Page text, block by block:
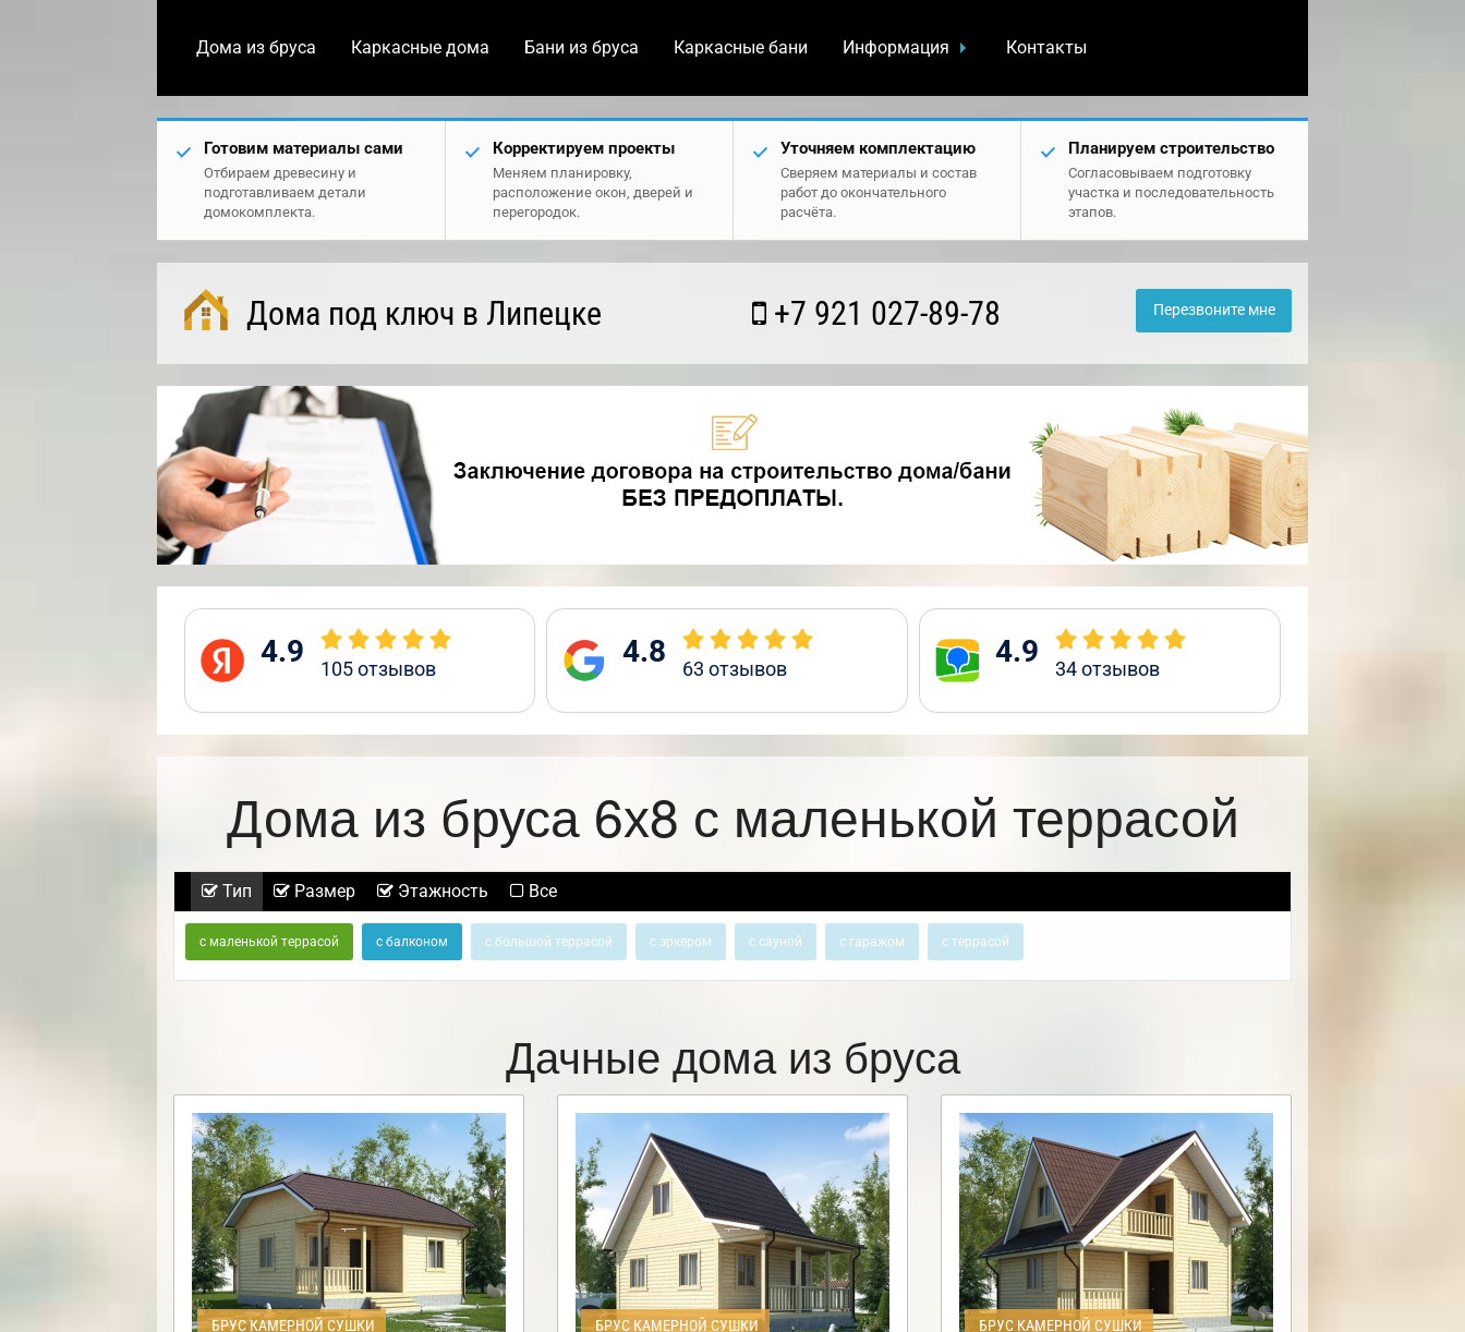
Дома из бруса Каркасные дома Бани из бруса Каркасные бани Информация Контакты
Готовим материалы сами
Отбираем древесину и
подготавливаем детали
домокомплекта.
Корректируем проекты
Меняем планировку,
расположение окон, дверей и
перегородок.
Уточняем комплектацию
Сверяем материалы и состав
работ до окончательного
расчёта.
Планируем строительство
Согласовываем подготовку
участка и последовательность
этапов.
Дома под ключ в Липецке +7 921 027-89-78 Перезвоните мне
4.9 105отзывов 4.8 63 отзывов 4.9 34отзывов
Дома из бруса 6х8 с маленькой террасой
Тип Размер Этажность Все
с маленькой террасой с балконом с большой террасой с эркером с сауной с гаражом с террасой
Дачные дома из бруса
БРУС КАМЕРНОЙ СУШКИ БРУС КАМЕРНОЙ СУШКИ БРУС КАМЕРНОЙ СУШКИ